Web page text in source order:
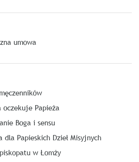
umowa
oczekuje Papieża
Boga i sensu
dla Papieskich Dzieł Misyjnych
w Łomży